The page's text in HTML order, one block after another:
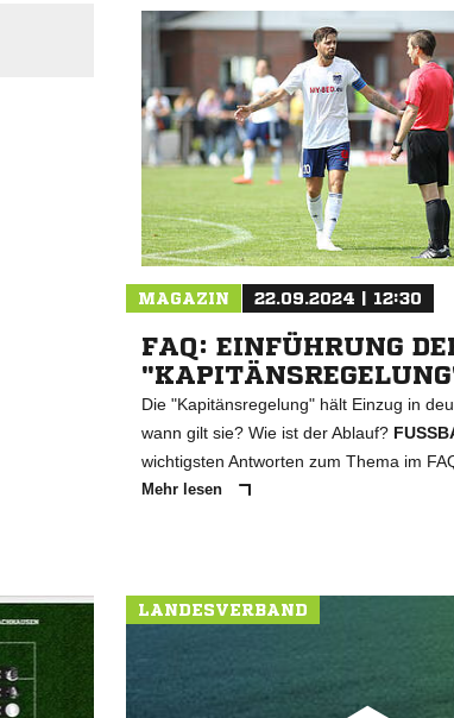
MAGAZIN 22.09.2024 | 12:30
FAQ: EINFÜHRUNG
Die "Kapitänsregelung" hält Einzug in
wann gilt sie? Wie ist der Ablauf?
wichtigsten Antworten zum Thema im
Mehr lesen
LANDESVERBAND